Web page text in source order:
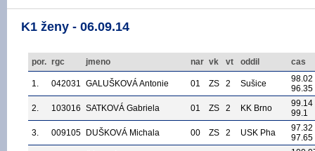
K1 ženy - 06.09.14
por. rgc jmeno nar vk vt oddil cas
1. 042031 GALUŠKOVÁ Antonie 01 ZS 2 Sušice
98.02
96.35
2.
103016 SATKOVÁ Gabriela 01 ZS 2 KK Brno
99.14
99.1
3.
009105 DUŠKOVÁ Michala 00 ZS 2 USK Pha
97.32
97.65